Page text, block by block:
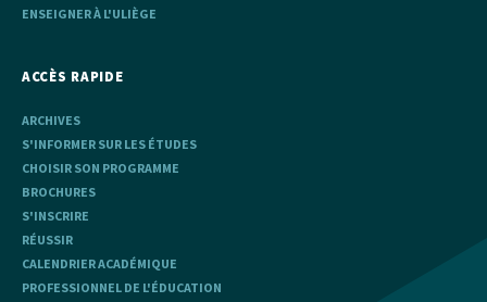
ENSEIGNER À L'ULIÈGE
ACCÈS RAPIDE
ARCHIVES
S'INFORMER SUR LES ÉTUDES
CHOISIR SON PROGRAMME
BROCHURES
S'INSCRIRE
RÉUSSIR
CALENDRIER ACADÉMIQUE
PROFESSIONNEL DE L'ÉDUCATION